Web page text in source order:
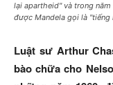
lại apartheid" và trong
được Mandela gọi là
Luật sư Arthur
bào chữa cho